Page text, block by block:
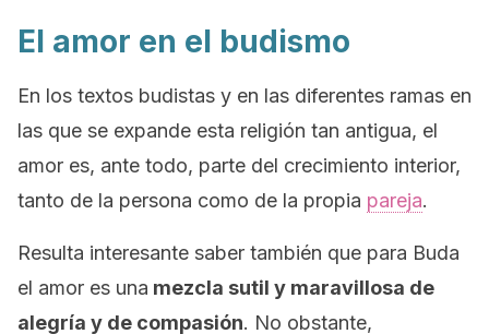
El amor en el budismo
En los textos budistas y en las diferentes ramas en
las que se expande esta religión tan antigua, el
amor es, ante todo, parte del crecimiento interior,
tanto de la persona como de la propia pareja.
Resulta interesante saber también que para Buda
el amor es una mezcla sutil y maravillosa de
alegría y de compasión. No obstante,